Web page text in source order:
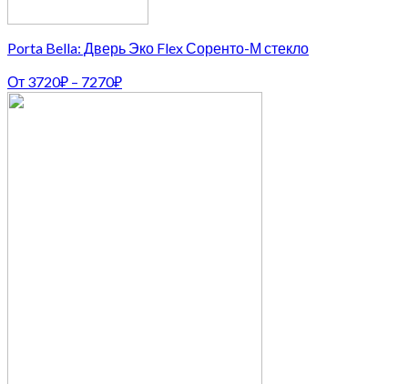
Porta Bella: Дверь Эко Flex Соренто-М стекло
От 3720₽ – 7270₽